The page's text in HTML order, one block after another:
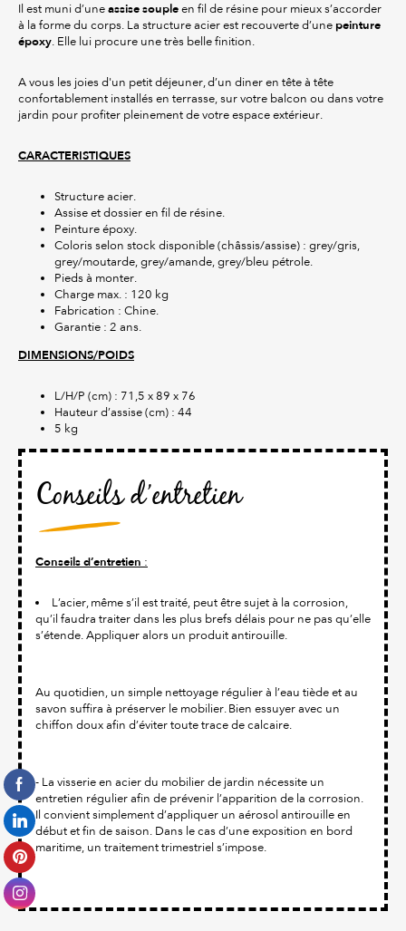
Il est muni d’une assise souple en fil de résine pour mieux s’accorder
à la forme du corps. La structure acier est recouverte d’une peinture
époxy. Elle lui procure une très belle finition.
A vous les joies d'un petit déjeuner, d’un diner en tête à tête
confortablement installés en terrasse, sur votre balcon ou dans votre
jardin pour profiter pleinement de votre espace extérieur.
CARACTERISTIQUES
Structure acier.
Assise et dossier en fil de résine.
Peinture époxy.
Coloris selon stock disponible (châssis/assise) : grey/gris,
grey/moutarde, grey/amande, grey/bleu pétrole.
Pieds à monter.
Charge max. : 120 kg
Fabrication : Chine.
Garantie : 2 ans.
DIMENSIONS/POIDS
L/H/P (cm) : 71,5 x 89 x 76
Hauteur d’assise (cm) : 44
5 kg
Conseils d’entretien
Conseils d’entretien :
L’acier, même s’il est traité, peut être sujet à la corrosion,
qu’il faudra traiter dans les plus brefs délais pour ne pas qu’elle
s’étende. Appliquer alors un produit antirouille.
Au quotidien, un simple nettoyage régulier à l’eau tiède et au
savon suffira à préserver le mobilier. Bien essuyer avec un
chiffon doux afin d’éviter toute trace de calcaire.
- La visserie en acier du mobilier de jardin nécessite un
entretien régulier afin de prévenir l’apparition de la corrosion.
Il convient simplement d’appliquer un aérosol antirouille en
début et fin de saison. Dans le cas d’une exposition en bord
maritime, un traitement trimestriel s’impose.